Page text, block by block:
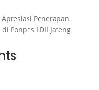
Apresiasi Penerapan
Ponpes LDII Jateng